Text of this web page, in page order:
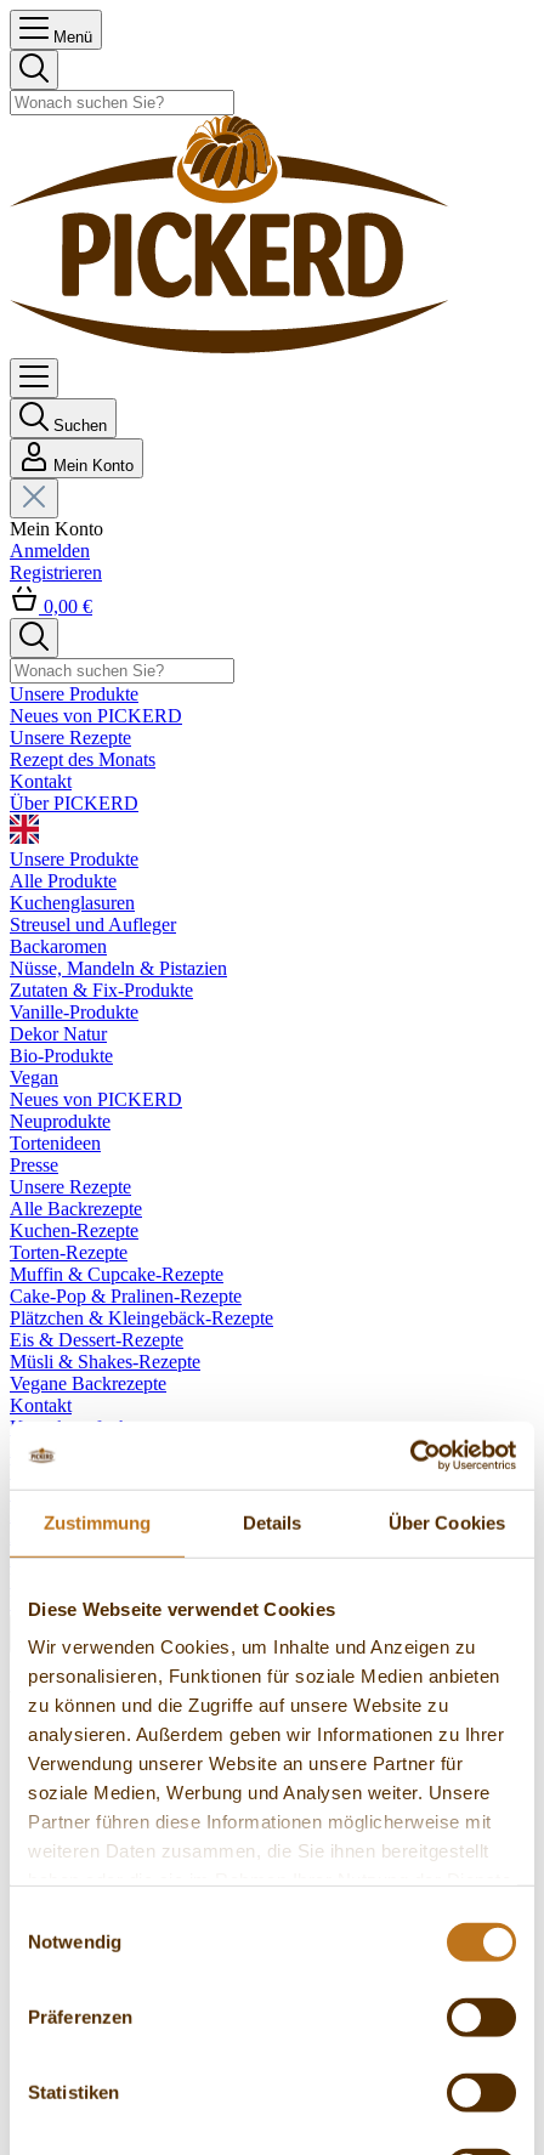
Zustimmung Details Über Cookies
Diese Webseite verwendet Cookies
Wir verwenden Cookies, um Inhalte und Anzeigen zu
personalisieren, Funktionen für soziale Medien anbieten
zu können und die Zugriffe auf unsere Website zu
analysieren. Außerdem geben wir Informationen zu Ihrer
Verwendung unserer Website an unsere Partner für
soziale Medien, Werbung und Analysen weiter. Unsere
Partner führen diese Informationen möglicherweise mit
weiteren Daten zusammen, die Sie ihnen bereitgestellt
Notwendig
Präferenzen
Statistiken
Menü
Suchen
Mein Konto
Mein Konto
Anmelden
Registrieren
0,00 €
Unsere Produkte
Neues von PICKERD
Unsere Rezepte
Rezept des Monats
Kontakt
Über PICKERD
Unsere Produkte
Alle Produkte
Kuchenglasuren
Streusel und Aufleger
Backaromen
Nüsse, Mandeln & Pistazien
Zutaten & Fix-Produkte
Vanille-Produkte
Dekor Natur
Bio-Produkte
Vegan
Neues von PICKERD
Neuprodukte
Tortenideen
Presse
Unsere Rezepte
Alle Backrezepte
Kuchen-Rezepte
Torten-Rezepte
Muffin & Cupcake-Rezepte
Cake-Pop & Pralinen-Rezepte
Plätzchen & Kleingebäck-Rezepte
Eis & Dessert-Rezepte
Müsli & Shakes-Rezepte
Vegane Backrezepte
Kontakt
Kontakt aufnehmen
Reklamation mitteilen
Widerruf einreichen
Über PICKERD
Karriere bei Pickerd
Ausbildung bei Pickerd
Presse
Unsere Story
zurück
Versandkosten
Unsere Produkte
Unsere Rezepte
Kontakt
Versandkosten H.